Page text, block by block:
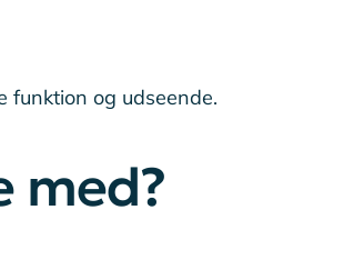
funktion og udseende.
med?